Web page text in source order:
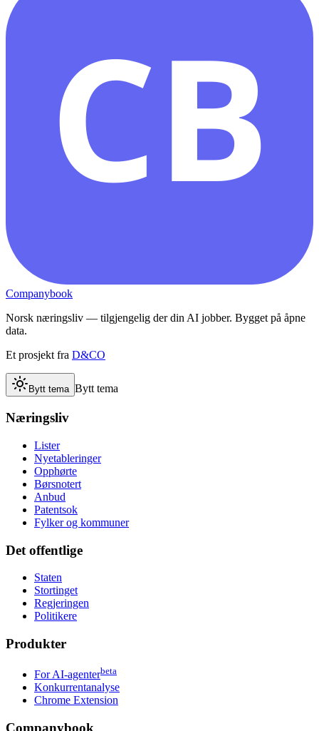
CB
Companybook
Norsk næringsliv — tilgjengelig der din AI jobber. Bygget på åpne
data.
Et prosjekt fra D&CO
Bytt tema Bytt tema
Næringsliv
Lister
Nyetableringer
Opphørte
Børsnotert
Anbud
Patentsok
Fylker og kommuner
Det offentlige
Staten
Stortinget
Regjeringen
Politikere
Produkter
For AI-agenterbeta
Konkurrentanalyse
Chrome Extension
Companybook